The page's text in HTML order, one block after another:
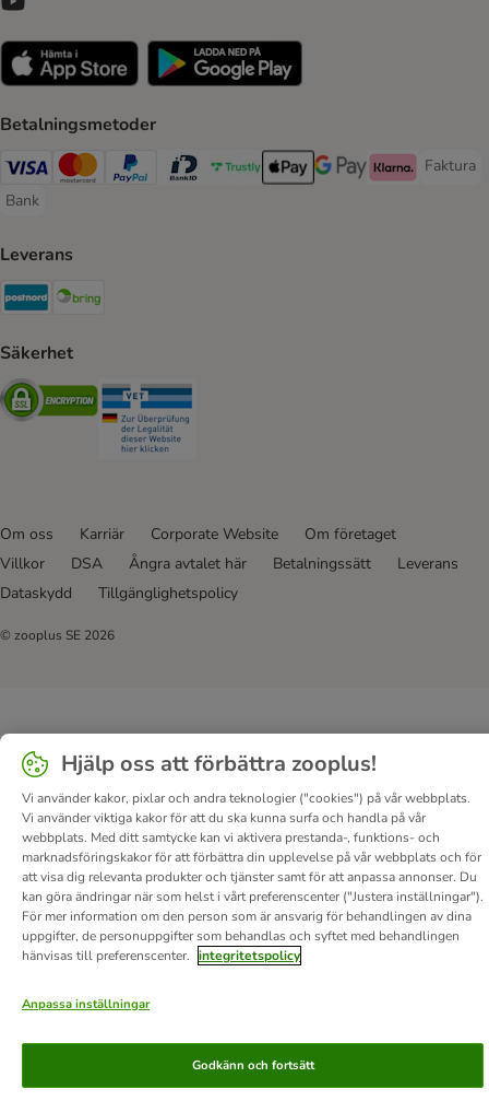
Betalningsmetoder
Visa Payment Method
Mastercard Payment Method
PayPal Payment Method
BankID Payment Method
Trustly Payment Method
Apple Pay Payment Method
Googple Pay Payment
Klarna Payment
Faktura
Faktura
Bank
Bank Payment Method
Leverans
Postnord Shipping Method
Säkerhet
Security
Om oss Karriär Corporate Website
Om företaget
Villkor
DSA Ångra avtalet här Betalningssätt
Leverans
Dataskydd
Tillgänglighetspolicy
© zooplus SE 2026
Hjälp oss att förbättra zooplus!
Vi använder kakor, pixlar och andra teknologier ("cookies") på vår webbplats.
Vi använder viktiga kakor för att du ska kunna surfa och handla på vår
webbplats. Med ditt samtycke kan vi aktivera prestanda-, funktions- och
marknadsföringskakor för att förbättra din upplevelse på vår webbplats och för
att visa dig relevanta produkter och tjänster samt för att anpassa annonser. Du
kan göra ändringar när som helst i vårt preferenscenter ("Justera inställningar").
För mer information om den person som är ansvarig för behandlingen av dina
uppgifter, de personuppgifter som behandlas och syftet med behandlingen
hänvisas till preferenscenter. integritetspolicy
Anpassa inställningar
Godkänn och fortsätt